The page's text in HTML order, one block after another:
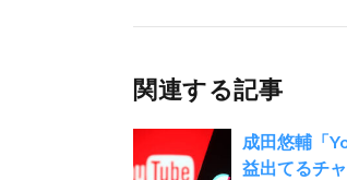
関連する記事
成田悠輔「
益出てるチ